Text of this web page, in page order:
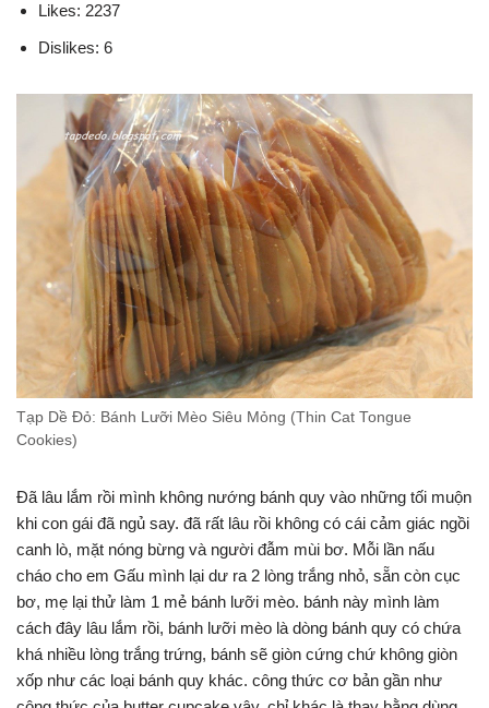
Likes: 2237
Dislikes: 6
Tạp Dề Đỏ: Bánh Lưỡi Mèo Siêu Mỏng (Thin Cat Tongue
Cookies)
Đã lâu lắm rồi mình không nướng bánh quy vào những tối muộn
khi con gái đã ngủ say. đã rất lâu rồi không có cái cảm giác ngồi
canh lò, mặt nóng bừng và người đẫm mùi bơ. Mỗi lần nấu
cháo cho em Gấu mình lại dư ra 2 lòng trắng nhỏ, sẵn còn cục
bơ, mẹ lại thử làm 1 mẻ bánh lưỡi mèo. bánh này mình làm
cách đây lâu lắm rồi, bánh lưỡi mèo là dòng bánh quy có chứa
khá nhiều lòng trắng trứng, bánh sẽ giòn cứng chứ không giòn
xốp như các loại bánh quy khác. công thức cơ bản gần như